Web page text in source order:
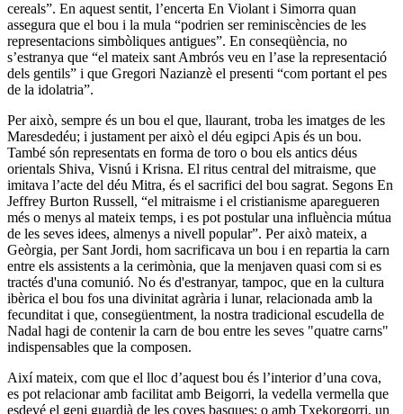
cereals”. En aquest sentit, l’encerta En Violant i Simorra quan
assegura que el bou i la mula “podrien ser reminiscències de les
representacions simbòliques antigues”. En conseqüència, no
s’estranya que “el mateix sant Ambrós veu en l’ase la representació
dels gentils” i que Gregori Nazianzè el presenti “com portant el pes
de la idolatria”.
Per això, sempre és un bou el que, llaurant, troba les imatges de les
Maresdedéu; i justament per això el déu egipci Apis és un bou.
També són representats en forma de toro o bou els antics déus
orientals Shiva, Visnú i Krisna. El ritus central del mitraisme, que
imitava l’acte del déu Mitra, és el sacrifici del bou sagrat. Segons En
Jeffrey Burton Russell, “el mitraisme i el cristianisme aparegueren
més o menys al mateix temps, i es pot postular una influència mútua
de les seves idees, almenys a nivell popular”. Per això mateix, a
Geòrgia, per Sant Jordi, hom sacrificava un bou i en repartia la carn
entre els assistents a la cerimònia, que la menjaven quasi com si es
tractés d'una comunió. No és d'estranyar, tampoc, que en la cultura
ibèrica el bou fos una divinitat agrària i lunar, relacionada amb la
fecunditat i que, consegüentment, la nostra tradicional escudella de
Nadal hagi de contenir la carn de bou entre les seves "quatre carns"
indispensables que la composen.
Així mateix, com que el lloc d’aquest bou és l’interior d’una cova,
es pot relacionar amb facilitat amb Beigorri, la vedella vermella que
esdevé el geni guardià de les coves basques; o amb Txekorgorri, un